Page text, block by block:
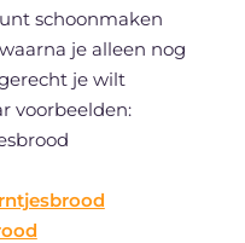
schoonmaken
je alleen nog
je wilt
voorbeelden: